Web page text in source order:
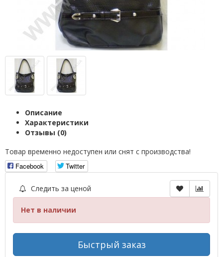
Описание
Характеристики
Отзывы (0)
Товар временно недоступен или снят с производства!
Facebook
Twitter
Следить за ценой
Нет в наличии
Быстрый заказ